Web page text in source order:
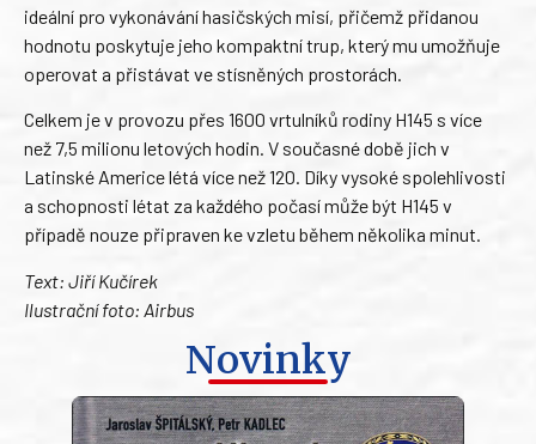
ideální pro vykonávání hasičských misí, přičemž přidanou
hodnotu poskytuje jeho kompaktní trup, který mu umožňuje
operovat a přistávat ve stísněných prostorách.
Celkem je v provozu přes 1600 vrtulníků rodiny H145 s více
než 7,5 milionu letových hodin. V současné době jich v
Latinské Americe létá více než 120. Díky vysoké spolehlivosti
a schopnosti létat za každého počasí může být H145 v
případě nouze připraven ke vzletu během několika minut.
Text: Jiří Kučírek
Ilustrační foto: Airbus
Novinky